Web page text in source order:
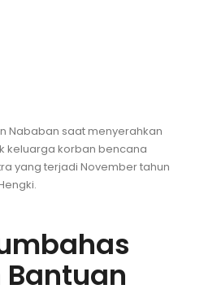
Nababan saat menyerahkan
keluarga korban bencana
yang terjadi November tahun